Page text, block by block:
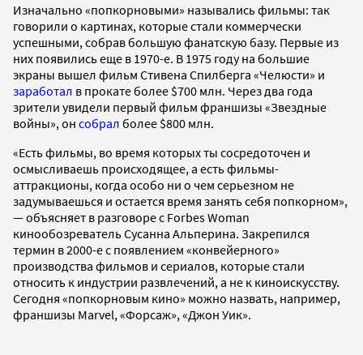
Изначально «попкорновыми» назывались фильмы: так
говорили о картинах, которые стали коммерчески
успешными, собрав большую фанатскую базу. Первые из
них появились еще в 1970-е. В 1975 году на большие
экраны вышел фильм Стивена Спилберга «Челюсти» и
заработал в прокате более $700 млн. Через два года
зрители увидели первый фильм франшизы «Звездные
войны», он собрал более $800 млн.
«Есть фильмы, во время которых ты сосредоточен и
осмысливаешь происходящее, а есть фильмы-
аттракционы, когда особо ни о чем серьезном не
задумываешься и остается время занять себя попкорном»,
— объясняет в разговоре с Forbes Woman
кинообозреватель Сусанна Альперина. Закрепился
термин в 2000-е с появлением «конвейерного»
производства фильмов и сериалов, которые стали
относить к индустрии развлечений, а не к киноискусству.
Сегодня «попкорновым кино» можно назвать, например,
франшизы Marvel, «Форсаж», «Джон Уик».